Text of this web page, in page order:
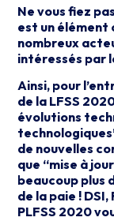
Ne vous fiez
est un élément
nombreux
intéressés par
Ainsi, pour
de la LFSS
évolutions
de nouvelles
que “mise à
beaucoup plus
de la paie ! DSI,
PLFSS 2020